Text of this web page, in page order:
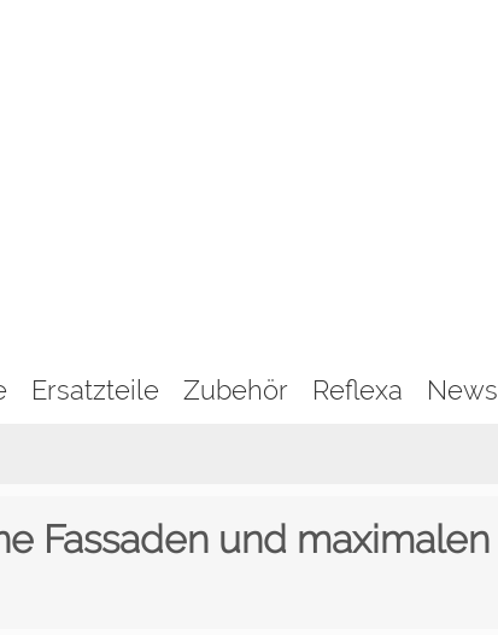
Ersatzteile Zubehör Reflexa News
Fassaden und maximalen